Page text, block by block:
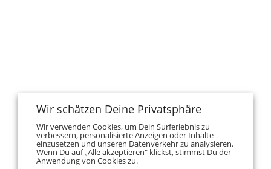
Wir schätzen Deine Privatsphäre
Wir verwenden Cookies, um Dein Surferlebnis zu
verbessern, personalisierte Anzeigen oder Inhalte
einzusetzen und unseren Datenverkehr zu analysieren.
Wenn Du auf „Alle akzeptieren" klickst, stimmst Du der
Anwendung von Cookies zu.